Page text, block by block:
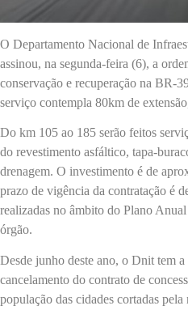
O Departamento Nacional de
assinou, na segunda-feira (6), a
conservação e recuperação na BR-
serviço contempla 80km de
Do km 105 ao 185 serão feitos
do revestimento asfáltico, tapa-
drenagem. O investimento é de
prazo de vigência da contratação é
realizadas no âmbito do Plano
órgão.
Desde junho deste ano, o Dnit tem
cancelamento do contrato de
população das cidades cortadas